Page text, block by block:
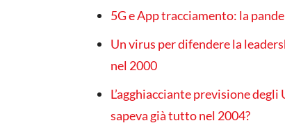
5G e App tracciamento: la
Un virus per difendere la
nel 2000
L’agghiacciante previsione
sapeva già tutto nel 2004?